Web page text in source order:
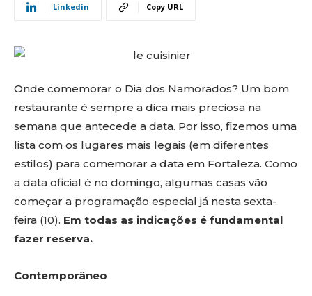
Linkedin Copy URL
Onde comemorar o Dia dos Namorados? Um bom
restaurante é sempre a dica mais preciosa na
semana que antecede a data. Por isso, fizemos uma
lista com os lugares mais legais (em diferentes
estilos) para comemorar a data em Fortaleza. Como
a data oficial é no domingo, algumas casas vão
começar a programação especial já nesta sexta-
feira (10). Em todas as indicações é fundamental
fazer reserva.
Contemporâneo